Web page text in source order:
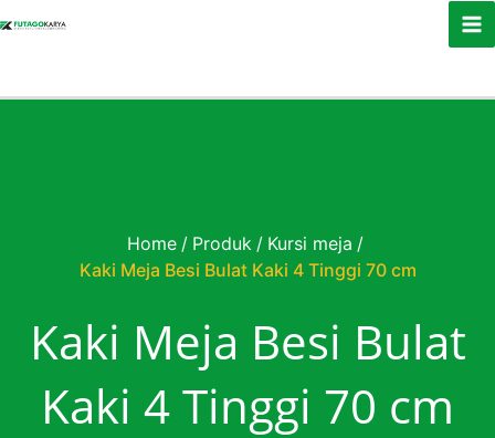
Home / Produk / Kursi meja /
Kaki Meja Besi Bulat Kaki 4 Tinggi 70 cm
Kaki Meja Besi Bulat
Kaki 4 Tinggi 70 cm